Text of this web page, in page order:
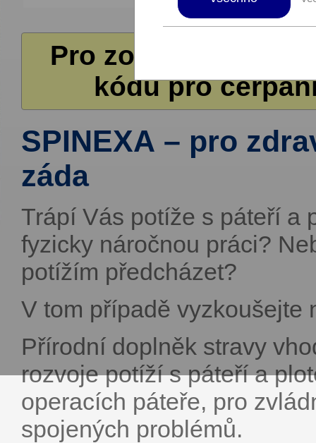
Pro zobrazení
kódů pro
SPINEXA – pro
záda
Trápí Vás potíže s páteří a
fyzicky náročnou práci?
potížím předcházet?
V tom případě vyzkoušejte
Přírodní doplněk stravy
rozvoje potíží s páteří a
operacích páteře, pro
spojených problémů.